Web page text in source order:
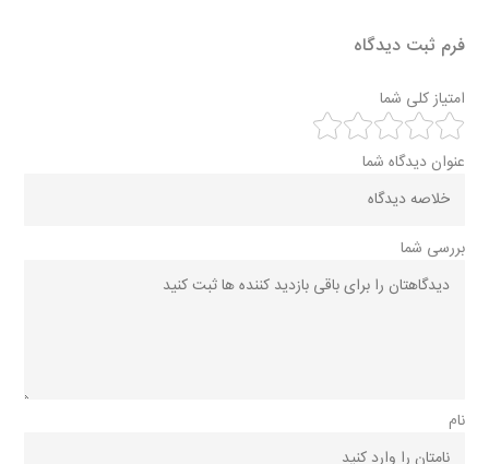
فرم ثبت دیدگاه
امتیاز کلی شما
عنوان دیدگاه شما
بررسی شما
نام